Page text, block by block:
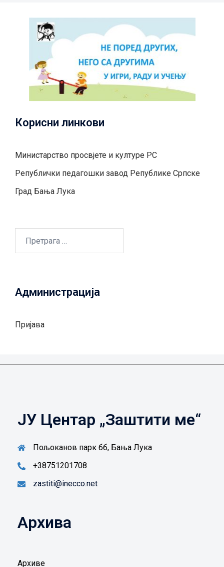
Корисни линкови
Министарство просвјете и културе РС
Републички педагошки завод Републике Српске
Град Бањa Лукa
Администрација
Пријава
ЈУ Центар „Заштити ме“
Пољоканов парк бб, Бања Лука
+38751201708
zastiti@inecco.net
Архива
Архиве